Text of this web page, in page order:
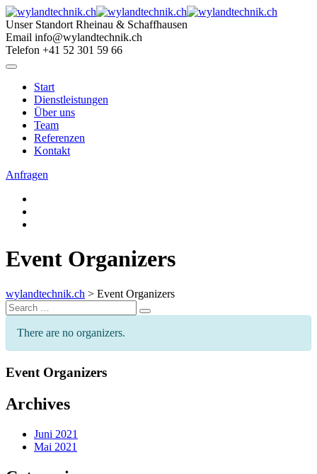
Skip
to
content
Unser Standort Rheinau & Schaffhausen
Email info@wylandtechnik.ch
Telefon +41 52 301 59 66
Start
Dienstleistungen
Über uns
Team
Referenzen
Kontakt
Anfragen
Event Organizers
wylandtechnik.ch > Event Organizers
Search
for:
Search
There are no organizers.
Event Organizers
Archives
Juni 2021
Mai 2021